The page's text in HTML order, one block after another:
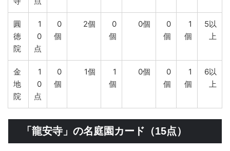
圓
徳
院
1
0
点
0
個
2個
0
個
0個
0
個
1
個
5以
上
金
地
院
1
0
点
0
個
1個
1
個
0個
0
個
1
個
6以
上
「龍安寺」の名庭園カード（15点）